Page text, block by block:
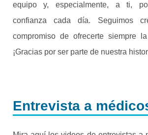
equipo y, especialmente, a ti,
confianza cada día. Seguimos
compromiso de ofrecerte siempre
¡Gracias por ser parte de nuestra
Entrevista a